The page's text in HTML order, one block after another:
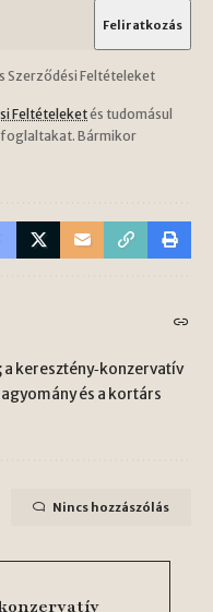
Szerződési Feltételeket
Feltételeketés tudomásul
foglaltakat. Bármikor
keresztény‑konzervatív
és a kortárs
Nincs hozzászólás